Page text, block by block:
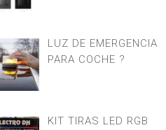
LUZ DE EMERGENCIA
PARA COCHE ?
KIT TIRAS LED RGB